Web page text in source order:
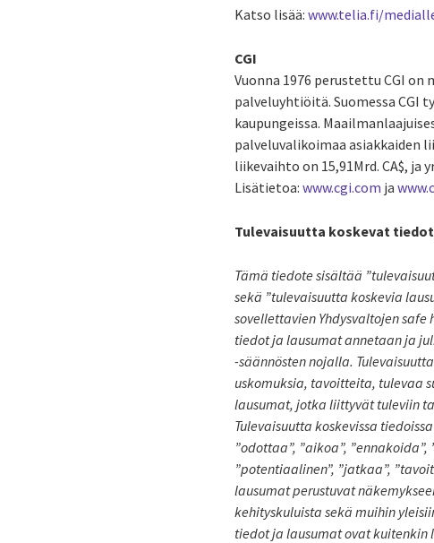
Katso lisää:www.telia.fi/
CGI
Vuonna 1976 perustettu CGI
palveluyhtiöitä. Suomessa CGI
kaupungeissa.
palveluvalikoimaa asiakkaiden
liikevaihto on 15,91Mrd. CA$, ja
Lisätietoa:www.cgi.com ja
Tulevaisuutta koskevat
Tämä tiedote sisältää
sekä ”tulevaisuutta koskevia
sovellettavien Yhdysvaltojen
tiedot ja lausumat annetaan ja
-säännösten nojalla.
uskomuksia, tavoitteita, tulevaa
lausumat, jotka liittyvät tuleviin
Tulevaisuutta koskevissa
”odottaa”, ”aikoa”,
”potentiaalinen”, ”jatkaa”,
lausumat perustuvat
kehityskuluista sekä muihin
tiedot ja lausumat ovat